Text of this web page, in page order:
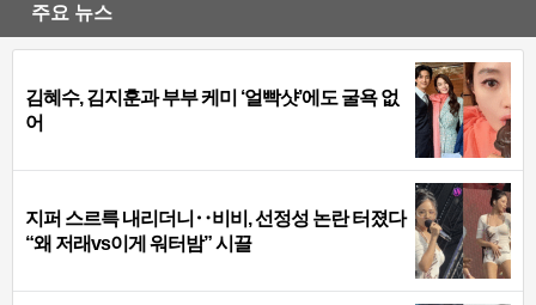
주요 뉴스
김혜수, 김지훈과 부부 케미 ‘얼빡샷’에도 굴욕 없
어
지퍼 스르륵 내리더니‥비비, 선정성 논란 터졌다
“왜 저래vs이게 워터밤” 시끌